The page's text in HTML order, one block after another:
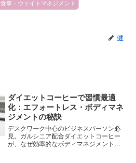
食事・ウェイトマネジメント
健
ダイエットコーヒーで習慣最適
化：エフォートレス・ボディマネ
ジメントの秘訣
デスクワーク中心のビジネスパーソン必
見。ガルシニア配合ダイエットコーヒー
が、なぜ効率的なボディマネジメントを